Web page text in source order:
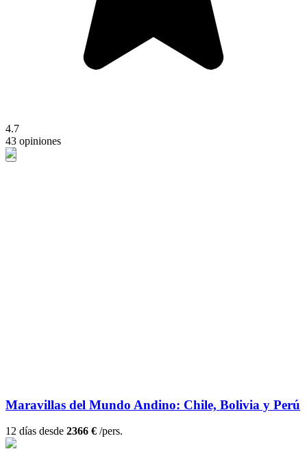
4.7
43 opiniones
Maravillas del Mundo Andino: Chile, Bolivia y Perú
12 días desde 2366 € /pers.